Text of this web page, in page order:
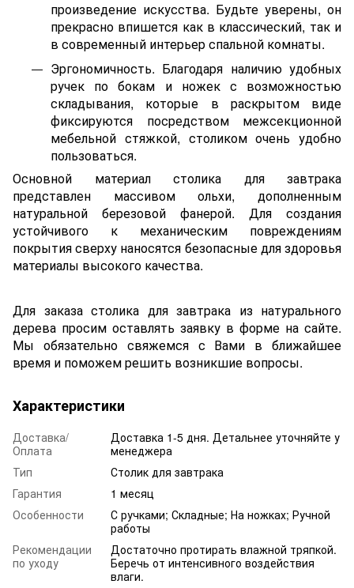
произведение искусства. Будьте уверены, он
прекрасно впишется как в классический, так и
в современный интерьер спальной комнаты.
Эргономичность. Благодаря наличию удобных
ручек по бокам и ножек с возможностью
складывания, которые в раскрытом виде
фиксируются посредством межсекционной
мебельной стяжкой, столиком очень удобно
пользоваться.
Основной материал столика для завтрака
представлен массивом ольхи, дополненным
натуральной березовой фанерой. Для создания
устойчивого к механическим повреждениям
покрытия сверху наносятся безопасные для здоровья
материалы высокого качества.
Для заказа столика для завтрака из натурального
дерева просим оставлять заявку в форме на сайте.
Мы обязательно свяжемся с Вами в ближайшее
время и поможем решить возникшие вопросы.
Характеристики
Доставка/
Оплата
Доставка 1-5 дня. Детальнее уточняйте у
менеджера
Тип
Столик для завтрака
Гарантия
1 месяц
Особенности
С ручками; Складные; На ножках; Ручной
работы
Рекомендации
по уходу
Достаточно протирать влажной тряпкой.
Беречь от интенсивного воздействия
влаги.